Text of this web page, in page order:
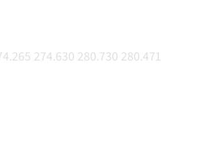
274.630 280.730 280.471